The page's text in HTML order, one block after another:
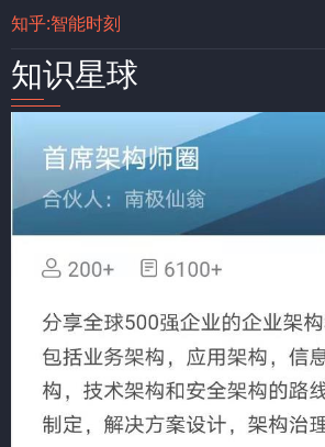
知乎:智能时刻
知识星球